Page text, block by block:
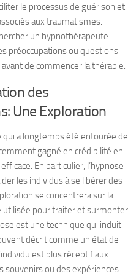
le processus de guérison et
aux traumatismes.
un hypnothérapeute
préoccupations ou questions
de commencer la thérapie.
des
Une Exploration
qui a longtemps été entourée de
gagné en crédibilité en
En particulier, l’hypnose
les individus à se libérer des
se concentrera sur la
utilisée pour traiter et surmonter
est une technique qui induit
décrit comme un état de
est plus réceptif aux
souvenirs ou des expériences